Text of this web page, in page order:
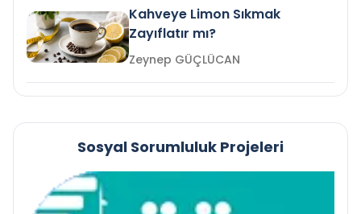
Kahveye Limon Sıkmak
Zayıflatır mı?
Zeynep GÜÇLÜCAN
Sosyal Sorumluluk Projeleri